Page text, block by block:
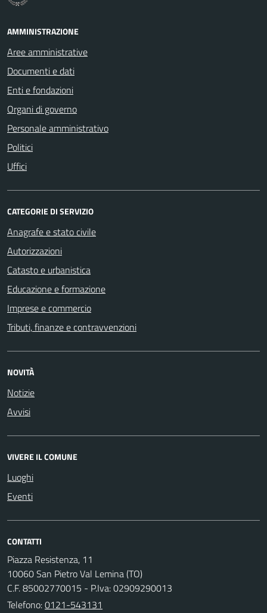
AMMINISTRAZIONE
Aree amministrative
Documenti e dati
Enti e fondazioni
Organi di governo
Personale amministrativo
Politici
Uffici
CATEGORIE DI SERVIZIO
Anagrafe e stato civile
Autorizzazioni
Catasto e urbanistica
Educazione e formazione
Imprese e commercio
Tributi, finanze e contravvenzioni
NOVITÀ
Notizie
Avvisi
VIVERE IL COMUNE
Luoghi
Eventi
CONTATTI
Piazza Resistenza, 11
10060 San Pietro Val Lemina (TO)
C.F. 85002770015 - P.Iva: 02909290013
Telefono:0121-543131